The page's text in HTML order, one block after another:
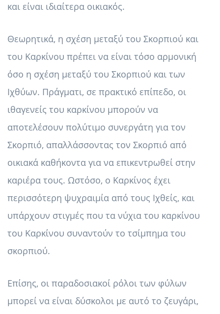
και είναι ιδιαίτερα οικιακός.
Θεωρητικά, η σχέση μεταξύ του Σκορπιού και
του Καρκίνου πρέπει να είναι τόσο αρμονική
όσο η σχέση μεταξύ του Σκορπιού και των
Ιχθύων. Πράγματι, σε πρακτικό επίπεδο, οι
ιθαγενείς του καρκίνου μπορούν να
αποτελέσουν πολύτιμο συνεργάτη για τον
Σκορπιό, απαλλάσσοντας τον Σκορπιό από
οικιακά καθήκοντα για να επικεντρωθεί στην
καριέρα τους. Ωστόσο, ο Καρκίνος έχει
περισσότερη ψυχραιμία από τους Ιχθείς, και
υπάρχουν στιγμές που τα νύχια του καρκίνου
του Καρκίνου συναντούν το τσίμπημα του
σκορπιού.
Επίσης, οι παραδοσιακοί ρόλοι των φύλων
μπορεί να είναι δύσκολοι με αυτό το ζευγάρι,